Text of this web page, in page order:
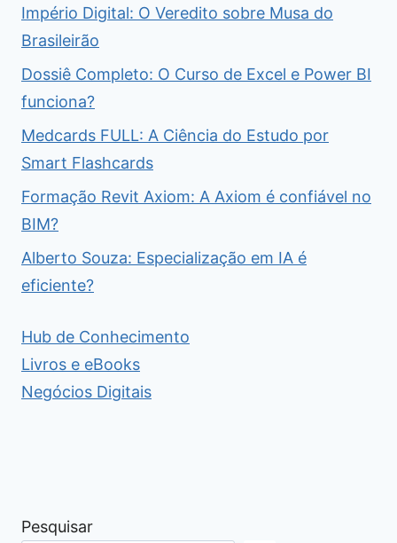
Império Digital: O Veredito sobre Musa do
Brasileirão
Dossiê Completo: O Curso de Excel e Power BI
funciona?
Medcards FULL: A Ciência do Estudo por
Smart Flashcards
Formação Revit Axiom: A Axiom é confiável no
BIM?
Alberto Souza: Especialização em IA é
eficiente?
Hub de Conhecimento
Livros e eBooks
Negócios Digitais
Pesquisar